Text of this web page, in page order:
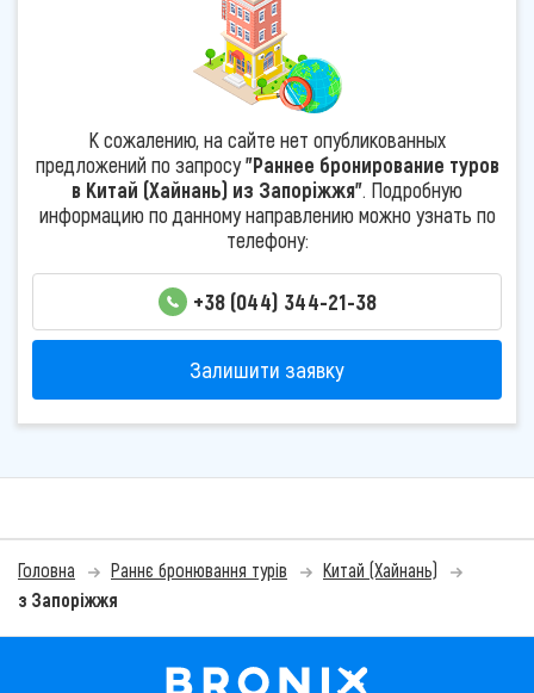
К сожалению, на сайте нет опубликованных
предложений по запросу"Раннее бронирование туров
в Китай (Хайнань) из Запоріжжя". Подробную
информацию по данному направлению можно узнать по
телефону:
+38 (044) 344-21-38
Залишити заявку
Головна Раннє бронювання турів
Китай (Хайнань)
з Запоріжжя